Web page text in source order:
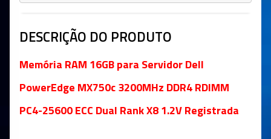
DESCRIÇÃO DO PRODUTO
Memória RAM 16GB para Servidor Dell
PowerEdge MX750c 3200MHz DDR4 RDIMM
PC4-25600 ECC Dual Rank X8 1.2V Registrada